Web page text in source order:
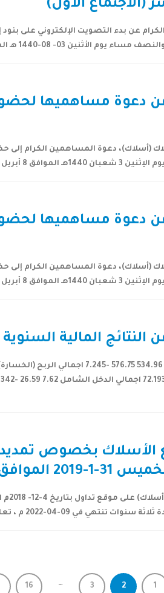
(الاجتماع الاول)
عن بدء التصويت الإلكتروني على بنود
دعوة مساهميها لحضور
دعوة المساهمين الكرام إلى
الرياض (قاعة نجد)...
دعوة مساهميها لحضور
دعوة المساهمين الكرام إلى
الرياض (قاعة نجد)...
المالية السنوية
الأسلاك بخصوص
5-1440 هـ
1
2
3
…
16